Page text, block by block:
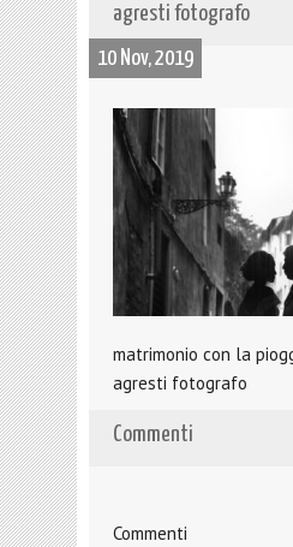
agresti fotografo
10 Nov, 2019
matrimonio con la
agresti fotografo
Commenti
Commenti